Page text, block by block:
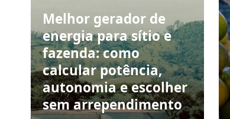
Melhor gerador de
energia para sítio e
fazenda: como
calcular potência,
autonomia e escolher
sem arrependimento